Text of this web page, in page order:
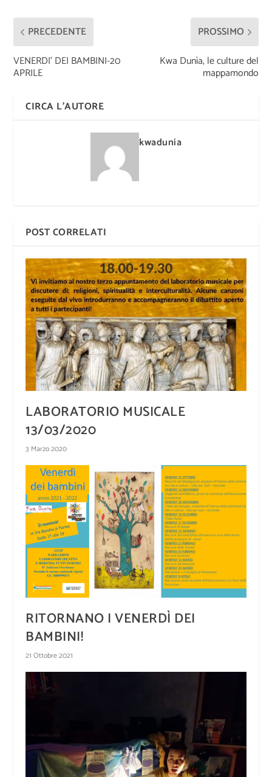
PRECEDENTE
VENERDI’ DEI BAMBINI-20
APRILE
PROSSIMO
Kwa Dunìa, le culture del
mappamondo
CIRCA L'AUTORE
kwadunia
POST CORRELATI
LABORATORIO MUSICALE
13/03/2020
3 Marzo 2020
RITORNANO I VENERDÌ DEI
BAMBINI!
21 Ottobre 2021